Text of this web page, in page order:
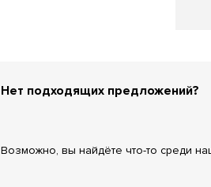
Нет подходящих предложений?
Возможно, вы найдёте что-то среди